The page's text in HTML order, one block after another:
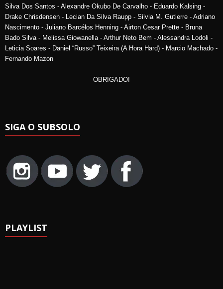
Silva Dos Santos - Alexandre Okubo De Carvalho - Eduardo Kalsing -
Drake Chrisdensen - Lecian Da Silva Raupp - Silvia M. Gutierre - Adriano
Nascimento - Juliano Barcélos Henning - Airton Cesar Prette - Bruna
Bado Silva - Melissa Giowanella - Arthur Neto Bem - Alessandra Lodoli -
Leticia Soares - Daniel “Russo” Teixeira (A Hora Hard) - Marcio Machado -
Fernando Mazon
OBRIGADO!
SIGA O SUBSOLO
PLAYLIST